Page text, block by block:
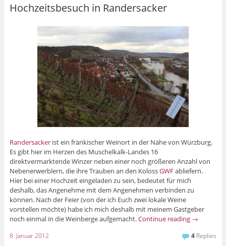
Hochzeitsbesuch in Randersacker
Randersackerist ein fränkischer Weinort in der Nähe von Würzburg.
Es gibt hier im Herzen des Muschelkalk-Landes 16
direktvermarktende Winzer neben einer noch größeren Anzahl von
Nebenerwerblern, die ihre Trauben an den KolossGWFabliefern.
Hier bei einer Hochzeit eingeladen zu sein, bedeutet für mich
deshalb, das Angenehme mit dem Angenehmen verbinden zu
können. Nach der Feier (von der ich Euch zwei lokale Weine
vorstellen möchte) habe ich mich deshalb mit meinem Gastgeber
noch einmal in die Weinberge aufgemacht.Continue reading →
8. Januar 2012 4 Replies